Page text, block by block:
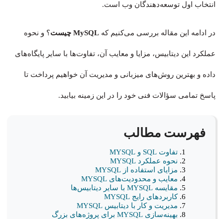
انتخاب اول توسعه‌دهندگان وب است.
در ادامه این مقاله بررسی می‌کنیم که MySQL چیست ؟ و نحوه
عملکرد این دیتابیس، مزایا و معایب آن، تفاوت‌ها با سایر پایگاه‌های
داده و بهترین روش‌های میزبانی و مدیریت آن خواهیم پرداخت تا
پاسخ تمامی سؤالات فنی خود را در این زمینه بیابید.
فهرست مطالب
تفاوت SQL و MYSQL
نحوه عملکرد MYSQL
مزایای استفاده از MYSQL
معایب و محدودیت‌های MYSQL
مقایسه MYSQL با سایر دیتابیس‌ها
کاربردهای رایج MYSQL
مدیریت و کار با دیتابیس MYSQL
بهینه‌سازی MYSQL برای پروژه‌های بزرگ